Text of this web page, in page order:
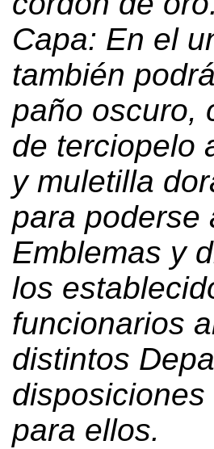
Capa: En el
también
paño oscuro,
de terciopelo
y muletilla
para poderse
Emblemas y
los
funcionarios
distintos
para ellos.